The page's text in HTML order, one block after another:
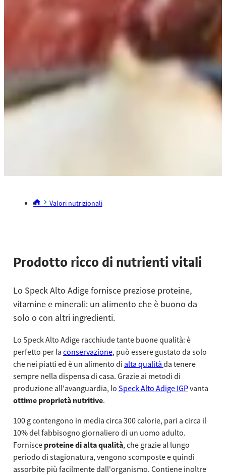
Valori nutrizionali
Prodotto ricco di nutrienti vitali
Lo Speck Alto Adige fornisce preziose proteine,
vitamine e minerali: un alimento che è buono da
solo o con altri ingredienti.
Lo Speck Alto Adige racchiude tante buone qualità: è
perfetto per la conservazione, può essere gustato da solo
che nei piatti ed è un alimento di alta qualità da tenere
sempre nella dispensa di casa. Grazie ai metodi di
produzione all'avanguardia, lo Speck Alto Adige IGPvanta
ottime proprietà nutritive.
100 g contengono in media circa 300 calorie, pari a circa il
10% del fabbisogno giornaliero di un uomo adulto.
Fornisce proteine di alta qualità, che grazie al lungo
periodo di stagionatura, vengono scomposte e quindi
assorbite più facilmente dall'organismo. Contiene inoltre